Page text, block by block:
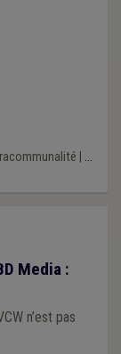
...
Media :
n’est pas